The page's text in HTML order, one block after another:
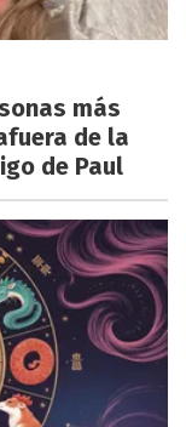
más
de la
de Paul